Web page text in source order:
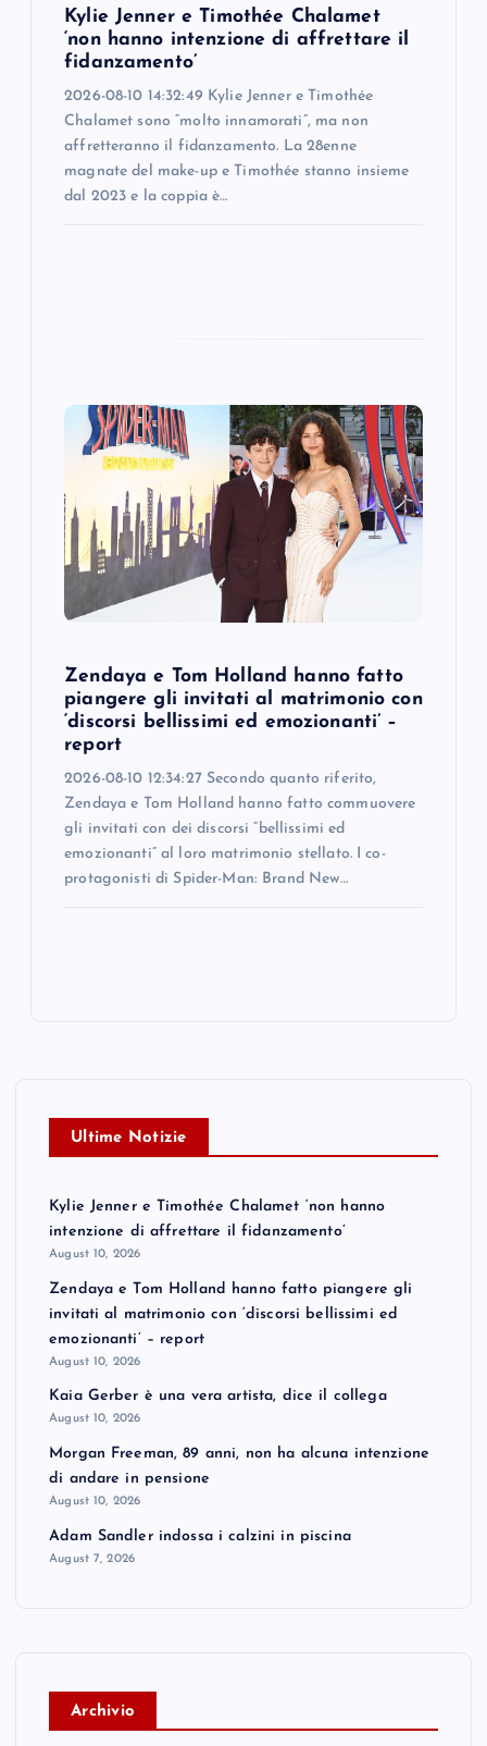
Kylie Jenner e Timothée Chalamet
‘non hanno intenzione di affrettare il
fidanzamento’
2026-08-10 14:32:49 Kylie Jenner e Timothée
Chalamet sono “molto innamorati”, ma non
affretteranno il fidanzamento. La 28enne
magnate del make-up e Timothée stanno insieme
dal 2023 e la coppia è…
Zendaya e Tom Holland hanno fatto
piangere gli invitati al matrimonio con
‘discorsi bellissimi ed emozionanti’ –
report
2026-08-10 12:34:27 Secondo quanto riferito,
Zendaya e Tom Holland hanno fatto commuovere
gli invitati con dei discorsi “bellissimi ed
emozionanti” al loro matrimonio stellato. I co-
protagonisti di Spider-Man: Brand New…
Ultime Notizie
Kylie Jenner e Timothée Chalamet ‘non hanno
intenzione di affrettare il fidanzamento’
August 10, 2026
Zendaya e Tom Holland hanno fatto piangere gli
invitati al matrimonio con ‘discorsi bellissimi ed
emozionanti’ – report
August 10, 2026
Kaia Gerber è una vera artista, dice il collega
August 10, 2026
Morgan Freeman, 89 anni, non ha alcuna intenzione
di andare in pensione
August 10, 2026
Adam Sandler indossa i calzini in piscina
August 7, 2026
Archivio